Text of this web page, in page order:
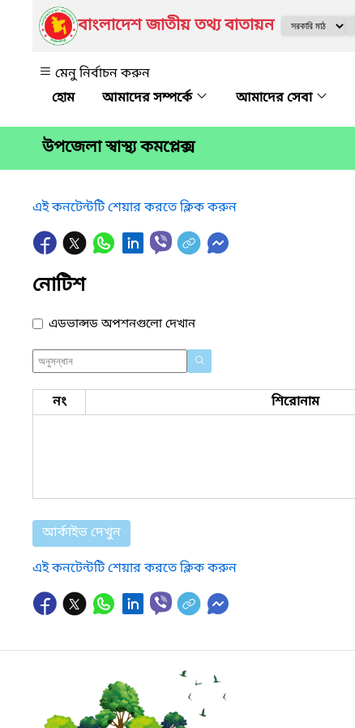
বাংলাদেশ জাতীয় তথ্য বাতায়ন
মেনু নির্বাচন করুন
আমাদের সম্পর্কে
আমাদের সেবা
উপজেলা স্বাস্থ্য কমপ্লেক্স
এই কনটেন্টটি শেয়ার করতে ক্লিক করুন
নোটিশ
এডভান্সড অপশনগুলো দেখান
নং শিরোনাম
আর্কাইভ দেখুন
এই কনটেন্টটি শেয়ার করতে ক্লিক করুন